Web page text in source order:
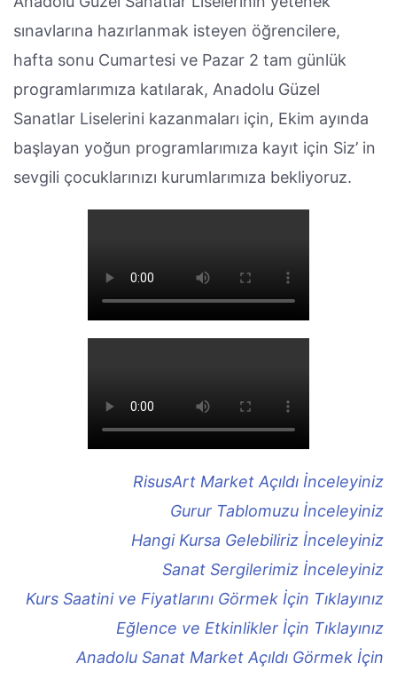
sınavlarına hazırlanmak isteyen öğrencilere,
hafta sonu Cumartesi ve Pazar 2 tam günlük
programlarımıza katılarak, Anadolu Güzel
Sanatlar Liselerini kazanmaları için, Ekim ayında
başlayan yoğun programlarımıza kayıt için Siz’ in
sevgili çocuklarınızı kurumlarımıza bekliyoruz.
RisusArt Market Açıldı İnceleyiniz
Gurur Tablomuzu İnceleyiniz
Hangi Kursa Gelebiliriz İnceleyiniz
Sanat Sergilerimiz İnceleyiniz
Kurs Saatini ve Fiyatlarını Görmek İçin Tıklayınız
Eğlence ve Etkinlikler İçin Tıklayınız
Anadolu Sanat Market Açıldı Görmek İçin